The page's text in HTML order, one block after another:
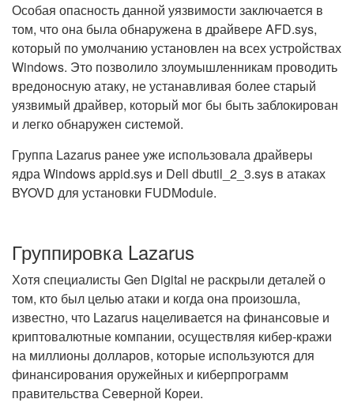
Особая опасность данной уязвимости заключается в
том, что она была обнаружена в драйвере AFD.sys,
который по умолчанию установлен на всех устройствах
Windows. Это позволило злоумышленникам проводить
вредоносную атаку, не устанавливая более старый
уязвимый драйвер, который мог бы быть заблокирован
и легко обнаружен системой.
Группа Lazarus ранее уже использовала драйверы
ядра Windows appid.sys и Dell dbutil_2_3.sys в атаках
BYOVD для установки FUDModule.
Группировка Lazarus
Хотя специалисты Gen Digital не раскрыли деталей о
том, кто был целью атаки и когда она произошла,
известно, что Lazarus нацеливается на финансовые и
криптовалютные компании, осуществляя кибер-кражи
на миллионы долларов, которые используются для
финансирования оружейных и киберпрограмм
правительства Северной Кореи.